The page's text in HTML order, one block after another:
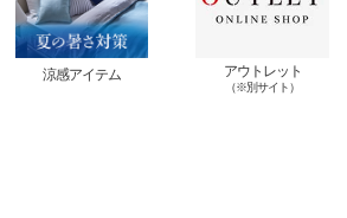
涼感アイテム アウトレット
（※別サイト）